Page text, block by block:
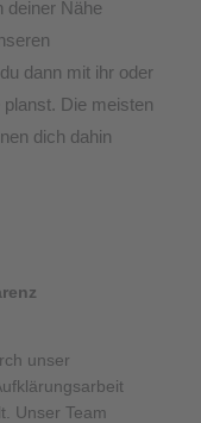
deiner Nähe
dann mit ihr oder
Die meisten
dich dahin
unser
Unser Team